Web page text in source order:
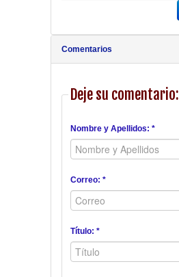
Comentarios
Deje su comentario:
Nombre y Apellidos: *
Correo: *
Título: *